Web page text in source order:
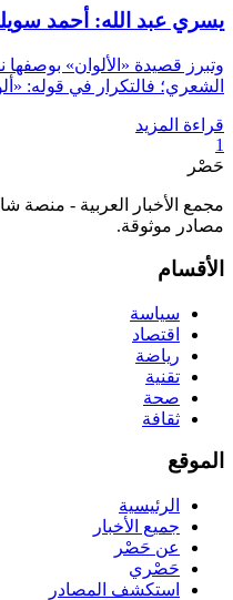
يسري عبد الله: أحمد
وتبرز قصيدة «الألوان» بوصفها
الشعري؛ فالتكرار في قوله:
قراءة المزيد
1
حَصْر
مجمع الأخبار العربية - منصة
مصادر موثوقة.
الأقسام
سياسة
اقتصاد
رياضة
تقنية
صحة
ثقافة
الموقع
الرئيسية
جميع الأخبار
عن حَصْر
حَصْري
استكشف المصادر